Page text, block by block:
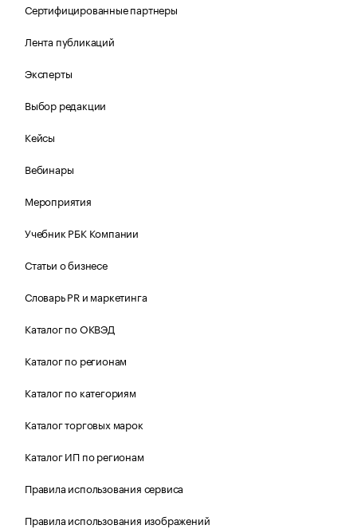
Сертифицированные партнеры
Лента публикаций
Эксперты
Выбор редакции
Кейсы
Вебинары
Мероприятия
Учебник РБК Компании
Статьи о бизнесе
Словарь PR и маркетинга
Каталог по ОКВЭД
Каталог по регионам
Каталог по категориям
Каталог торговых марок
Каталог ИП по регионам
Правила использования сервиса
Правила использования изображений